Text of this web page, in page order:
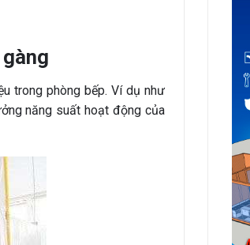
trong phòng bếp. Ví dụ như
năng suất hoạt động của